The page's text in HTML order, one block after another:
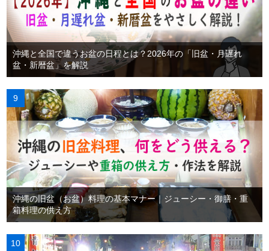
沖縄と全国で違うお盆の日程とは？2026年の「旧盆・月遅れ
盆・新暦盆」を解説
沖縄の旧盆（お盆）料理の基本マナー｜ジューシー・御膳・重
箱料理の供え方